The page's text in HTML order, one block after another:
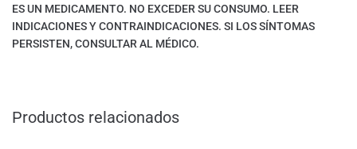
ES UN MEDICAMENTO. NO EXCEDER SU CONSUMO. LEER
INDICACIONES Y CONTRAINDICACIONES. SI LOS SÍNTOMAS
PERSISTEN, CONSULTAR AL MÉDICO.
Productos relacionados